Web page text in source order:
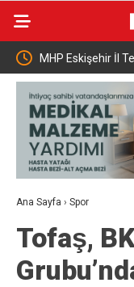
MHP Eskişehir İl
kan bağışı
Ana Sayfa › Spor
Tofaş,